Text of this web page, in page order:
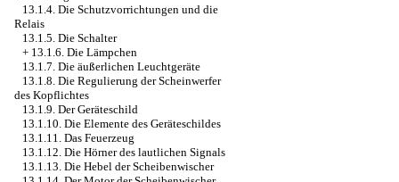
13.1.4. Die Schutzvorrichtungen und die
Relais
13.1.5. Die Schalter
+ 13.1.6. Die Lämpchen
13.1.7. Die äußerlichen Leuchtgeräte
13.1.8. Die Regulierung der Scheinwerfer
des Kopflichtes
13.1.9. Der Geräteschild
13.1.10. Die Elemente des Geräteschildes
13.1.11. Das Feuerzeug
13.1.12. Die Hörner des lautlichen Signals
13.1.13. Die Hebel der Scheibenwischer